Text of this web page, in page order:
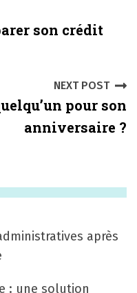
son crédit
NEXT POST
pour son
anniversaire ?
après
: une solution